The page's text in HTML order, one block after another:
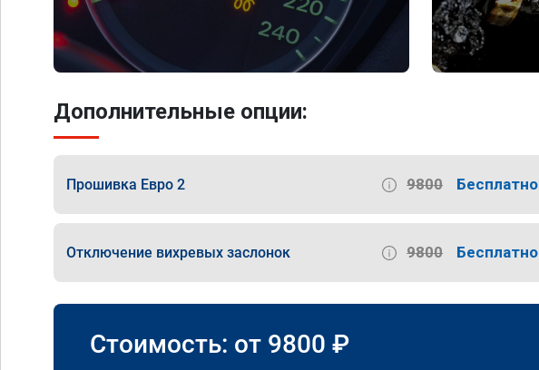
Дополнительные опции:
Прошивка Евро 2 9800 Бесплатно
Отключение вихревых заслонок 9800 Бесплатно
Стоимость: от 9800 ₽